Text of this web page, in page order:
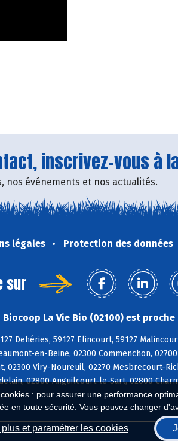
: pour assurer une performance
en toute sécurité. Vous pouvez changer
et paramétrer les cookies
inscrivez-vous à
nos événements et nos actualités.
légales Protection des données
sur
La Vie Bio (02100) est proche
Dehéries, 59127 Elincourt, 59127
en-Beine, 02300 Commenchon,
02300 Viry-Noureuil, 02270 Mesbrecourt-
02800 Anguilcourt-le-Sart, 02800